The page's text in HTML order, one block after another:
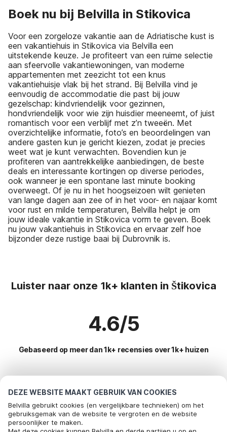
DEZE WEBSITE MAAKT GEBRUIK VAN COOKIES
Belvilla gebruikt cookies (en vergelijkbare technieken) om het
gebruiksgemak van de website te vergroten en de website
persoonlijker te maken.
Boek nu bij Belvilla in Stikovica
Voor een zorgeloze vakantie aan de Adriatische kust is
een vakantiehuis in Stikovica via Belvilla een
uitstekende keuze. Je profiteert van een ruime selectie
aan sfeervolle vakantiewoningen, van moderne
appartementen met zeezicht tot een knus
vakantiehuisje vlak bij het strand. Bij Belvilla vind je
eenvoudig de accommodatie die past bij jouw
gezelschap: kindvriendelijk voor gezinnen,
hondvriendelijk voor wie zijn huisdier meeneemt, of juist
romantisch voor een verblijf met z’n tweeën. Met
overzichtelijke informatie, foto’s en beoordelingen van
andere gasten kun je gericht kiezen, zodat je precies
weet wat je kunt verwachten. Bovendien kun je
profiteren van aantrekkelijke aanbiedingen, de beste
deals en interessante kortingen op diverse periodes,
ook wanneer je een spontane last minute booking
overweegt. Of je nu in het hoogseizoen wilt genieten
van lange dagen aan zee of in het voor- en najaar komt
voor rust en milde temperaturen, Belvilla helpt je om
jouw ideale vakantie in Stikovica vorm te geven. Boek
nu jouw vakantiehuis in Stikovica en ervaar zelf hoe
bijzonder deze rustige baai bij Dubrovnik is.
Luister naar onze 1k+ klanten in Štikovica
4.6/5
Gebaseerd op meer dan 1k+ recensies over 1k+ huizen
Meest populaire bestemmingen voor
vakantie
Top steden met top voorzieningen voor vakantie
Bel om te boeken